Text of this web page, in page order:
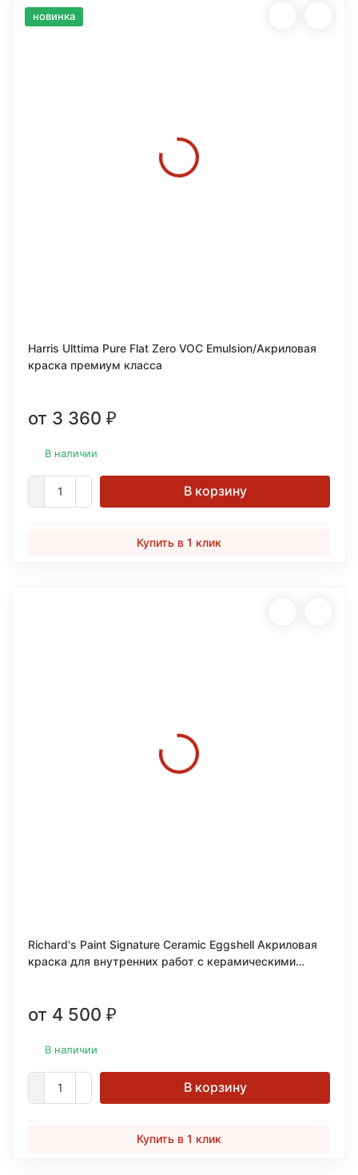
новинка
Harris Ulttima Pure Flat Zero VOC Emulsion/Акриловая
краска премиум класса
от 3 360 ₽
В наличии
В корзину
Купить в 1 клик
Richard's Paint Signature Ceramic Eggshell Акриловая
краска для внутренних работ с керамическими
от 4 500 ₽
В наличии
В корзину
Купить в 1 клик